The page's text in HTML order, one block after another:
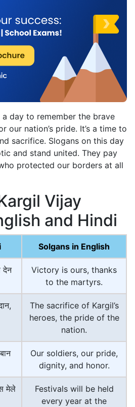
a day to remember the brave
our nation’s pride. It’s a time to
sacrifice. Slogans on this day
and stand united. They pay
protected our borders at all
Vijay
and Hindi
Solgans in English
देन
Victory is ours, thanks
to the martyrs.
The sacrifice of Kargil’s
heroes, the pride of the
nation.
Our soldiers, our pride,
dignity, and honor.
मेले
Festivals will be held
every year at the